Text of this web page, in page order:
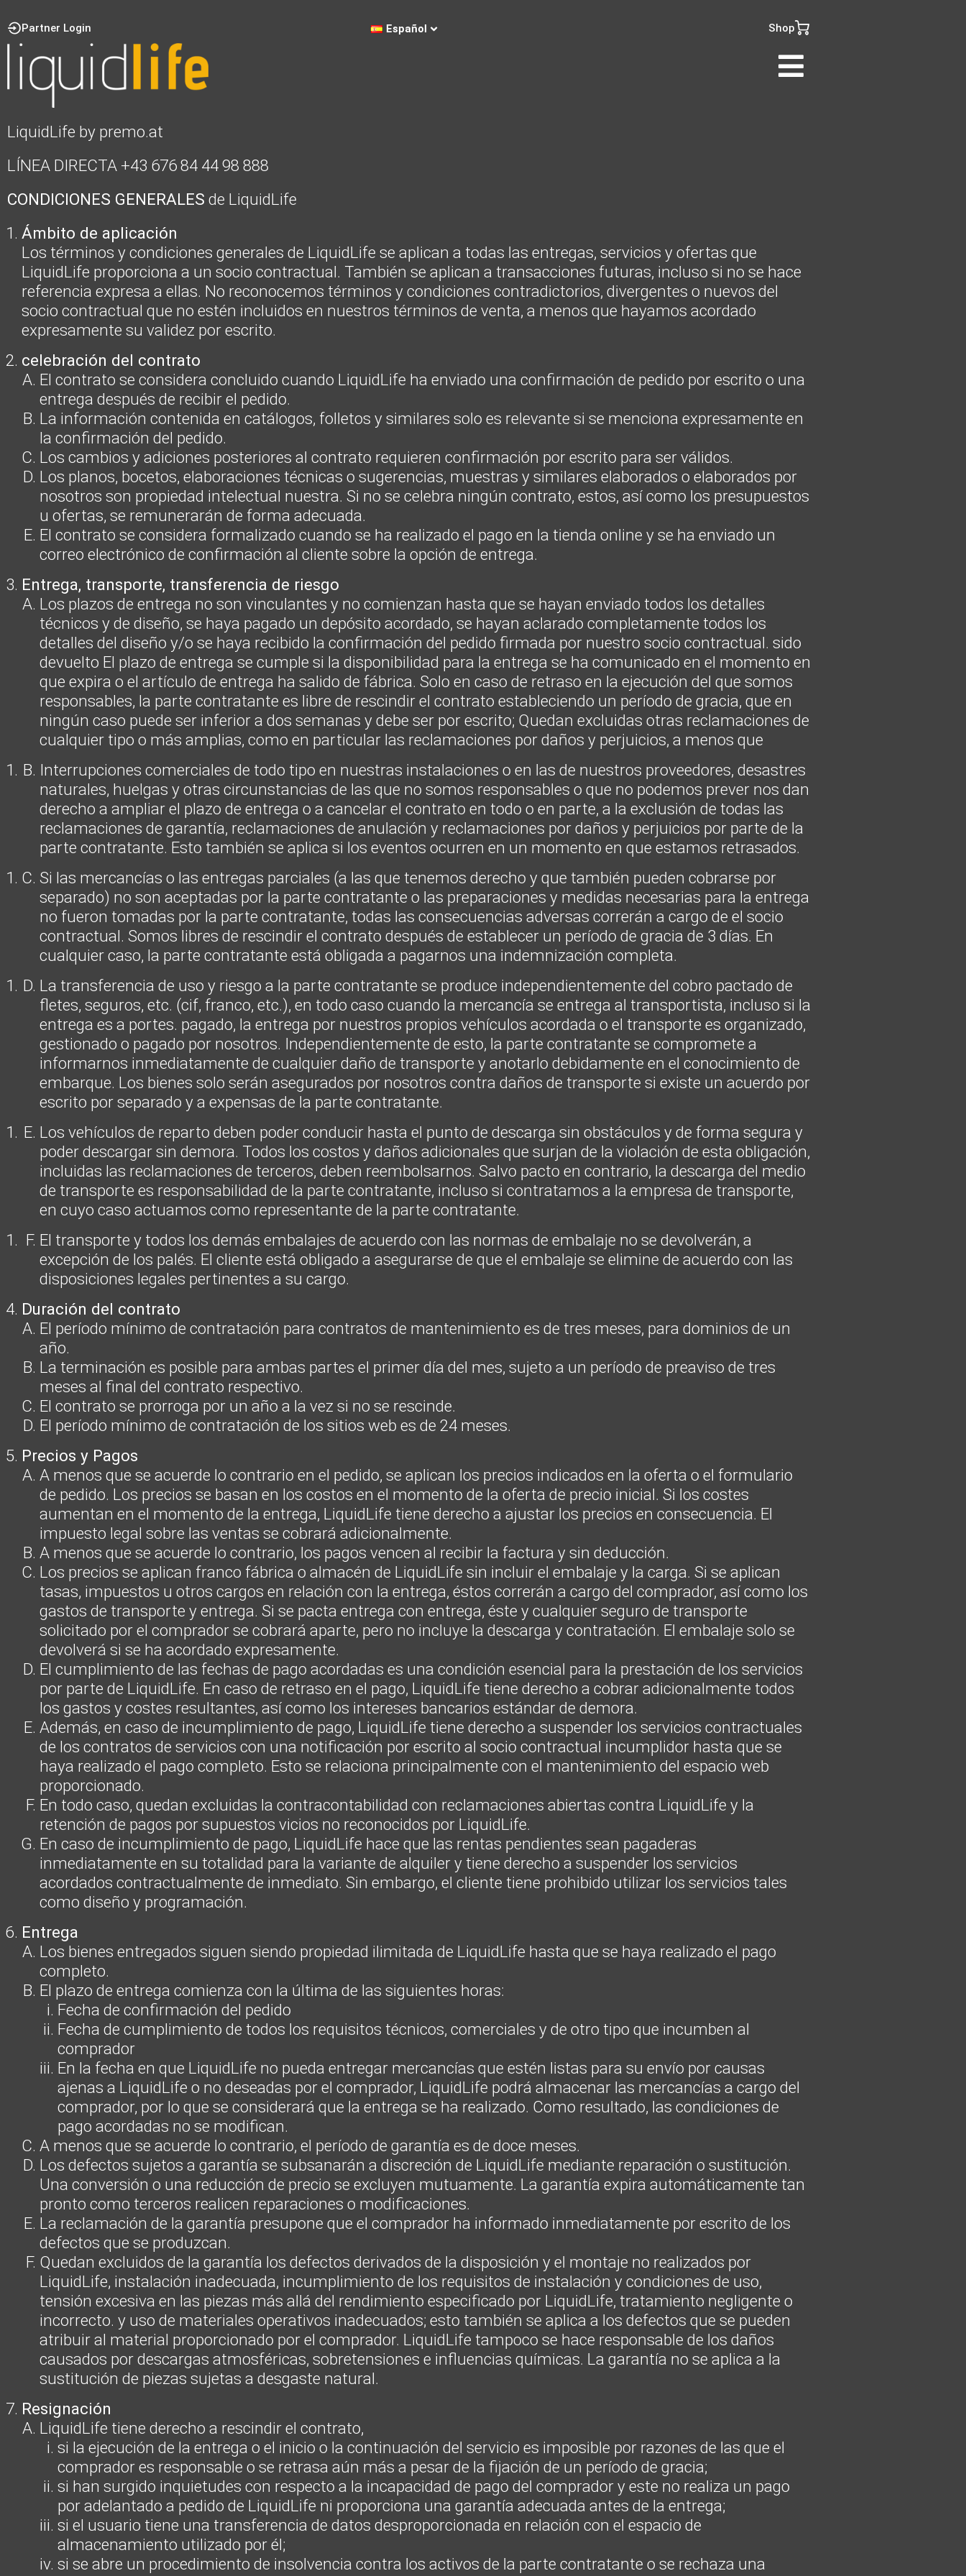
Partner Login Español Shop
LiquidLife by premo.at
LÍNEA DIRECTA +43 676 84 44 98 888
CONDICIONES GENERALES de LiquidLife
Ámbito de aplicación
Los términos y condiciones generales de LiquidLife se aplican a todas las entregas, servicios y ofertas que
LiquidLife proporciona a un socio contractual. También se aplican a transacciones futuras, incluso si no se hace
referencia expresa a ellas. No reconocemos términos y condiciones contradictorios, divergentes o nuevos del
socio contractual que no estén incluidos en nuestros términos de venta, a menos que hayamos acordado
expresamente su validez por escrito.
celebración del contrato
El contrato se considera concluido cuando LiquidLife ha enviado una confirmación de pedido por escrito o una
entrega después de recibir el pedido.
La información contenida en catálogos, folletos y similares solo es relevante si se menciona expresamente en
la confirmación del pedido.
Los cambios y adiciones posteriores al contrato requieren confirmación por escrito para ser válidos.
Los planos, bocetos, elaboraciones técnicas o sugerencias, muestras y similares elaborados o elaborados por
nosotros son propiedad intelectual nuestra. Si no se celebra ningún contrato, estos, así como los presupuestos
u ofertas, se remunerarán de forma adecuada.
El contrato se considera formalizado cuando se ha realizado el pago en la tienda online y se ha enviado un
correo electrónico de confirmación al cliente sobre la opción de entrega.
Entrega, transporte, transferencia de riesgo
Los plazos de entrega no son vinculantes y no comienzan hasta que se hayan enviado todos los detalles
técnicos y de diseño, se haya pagado un depósito acordado, se hayan aclarado completamente todos los
detalles del diseño y/o se haya recibido la confirmación del pedido firmada por nuestro socio contractual. sido
devuelto El plazo de entrega se cumple si la disponibilidad para la entrega se ha comunicado en el momento en
que expira o el artículo de entrega ha salido de fábrica. Solo en caso de retraso en la ejecución del que somos
responsables, la parte contratante es libre de rescindir el contrato estableciendo un período de gracia, que en
ningún caso puede ser inferior a dos semanas y debe ser por escrito; Quedan excluidas otras reclamaciones de
cualquier tipo o más amplias, como en particular las reclamaciones por daños y perjuicios, a menos que
Interrupciones comerciales de todo tipo en nuestras instalaciones o en las de nuestros proveedores, desastres
naturales, huelgas y otras circunstancias de las que no somos responsables o que no podemos prever nos dan
derecho a ampliar el plazo de entrega o a cancelar el contrato en todo o en parte, a la exclusión de todas las
reclamaciones de garantía, reclamaciones de anulación y reclamaciones por daños y perjuicios por parte de la
parte contratante. Esto también se aplica si los eventos ocurren en un momento en que estamos retrasados.
Si las mercancías o las entregas parciales (a las que tenemos derecho y que también pueden cobrarse por
separado) no son aceptadas por la parte contratante o las preparaciones y medidas necesarias para la entrega
no fueron tomadas por la parte contratante, todas las consecuencias adversas correrán a cargo de el socio
contractual. Somos libres de rescindir el contrato después de establecer un período de gracia de 3 días. En
cualquier caso, la parte contratante está obligada a pagarnos una indemnización completa.
La transferencia de uso y riesgo a la parte contratante se produce independientemente del cobro pactado de
fletes, seguros, etc. (cif, franco, etc.), en todo caso cuando la mercancía se entrega al transportista, incluso si la
entrega es a portes. pagado, la entrega por nuestros propios vehículos acordada o el transporte es organizado,
gestionado o pagado por nosotros. Independientemente de esto, la parte contratante se compromete a
informarnos inmediatamente de cualquier daño de transporte y anotarlo debidamente en el conocimiento de
embarque. Los bienes solo serán asegurados por nosotros contra daños de transporte si existe un acuerdo por
escrito por separado y a expensas de la parte contratante.
Los vehículos de reparto deben poder conducir hasta el punto de descarga sin obstáculos y de forma segura y
poder descargar sin demora. Todos los costos y daños adicionales que surjan de la violación de esta obligación,
incluidas las reclamaciones de terceros, deben reembolsarnos. Salvo pacto en contrario, la descarga del medio
de transporte es responsabilidad de la parte contratante, incluso si contratamos a la empresa de transporte,
en cuyo caso actuamos como representante de la parte contratante.
El transporte y todos los demás embalajes de acuerdo con las normas de embalaje no se devolverán, a
excepción de los palés. El cliente está obligado a asegurarse de que el embalaje se elimine de acuerdo con las
disposiciones legales pertinentes a su cargo.
Duración del contrato
El período mínimo de contratación para contratos de mantenimiento es de tres meses, para dominios de un
año.
La terminación es posible para ambas partes el primer día del mes, sujeto a un período de preaviso de tres
meses al final del contrato respectivo.
El contrato se prorroga por un año a la vez si no se rescinde.
El período mínimo de contratación de los sitios web es de 24 meses.
Precios y Pagos
A menos que se acuerde lo contrario en el pedido, se aplican los precios indicados en la oferta o el formulario
de pedido. Los precios se basan en los costos en el momento de la oferta de precio inicial. Si los costes
aumentan en el momento de la entrega, LiquidLife tiene derecho a ajustar los precios en consecuencia. El
impuesto legal sobre las ventas se cobrará adicionalmente.
A menos que se acuerde lo contrario, los pagos vencen al recibir la factura y sin deducción.
Los precios se aplican franco fábrica o almacén de LiquidLife sin incluir el embalaje y la carga. Si se aplican
tasas, impuestos u otros cargos en relación con la entrega, éstos correrán a cargo del comprador, así como los
gastos de transporte y entrega. Si se pacta entrega con entrega, éste y cualquier seguro de transporte
solicitado por el comprador se cobrará aparte, pero no incluye la descarga y contratación. El embalaje solo se
devolverá si se ha acordado expresamente.
El cumplimiento de las fechas de pago acordadas es una condición esencial para la prestación de los servicios
por parte de LiquidLife. En caso de retraso en el pago, LiquidLife tiene derecho a cobrar adicionalmente todos
los gastos y costes resultantes, así como los intereses bancarios estándar de demora.
Además, en caso de incumplimiento de pago, LiquidLife tiene derecho a suspender los servicios contractuales
de los contratos de servicios con una notificación por escrito al socio contractual incumplidor hasta que se
haya realizado el pago completo. Esto se relaciona principalmente con el mantenimiento del espacio web
proporcionado.
En todo caso, quedan excluidas la contracontabilidad con reclamaciones abiertas contra LiquidLife y la
retención de pagos por supuestos vicios no reconocidos por LiquidLife.
En caso de incumplimiento de pago, LiquidLife hace que las rentas pendientes sean pagaderas
inmediatamente en su totalidad para la variante de alquiler y tiene derecho a suspender los servicios
acordados contractualmente de inmediato. Sin embargo, el cliente tiene prohibido utilizar los servicios tales
como diseño y programación.
Entrega
Los bienes entregados siguen siendo propiedad ilimitada de LiquidLife hasta que se haya realizado el pago
completo.
El plazo de entrega comienza con la última de las siguientes horas:
Fecha de confirmación del pedido
Fecha de cumplimiento de todos los requisitos técnicos, comerciales y de otro tipo que incumben al
comprador
En la fecha en que LiquidLife no pueda entregar mercancías que estén listas para su envío por causas
ajenas a LiquidLife o no deseadas por el comprador, LiquidLife podrá almacenar las mercancías a cargo del
comprador, por lo que se considerará que la entrega se ha realizado. Como resultado, las condiciones de
pago acordadas no se modifican.
A menos que se acuerde lo contrario, el período de garantía es de doce meses.
Los defectos sujetos a garantía se subsanarán a discreción de LiquidLife mediante reparación o sustitución.
Una conversión o una reducción de precio se excluyen mutuamente. La garantía expira automáticamente tan
pronto como terceros realicen reparaciones o modificaciones.
La reclamación de la garantía presupone que el comprador ha informado inmediatamente por escrito de los
defectos que se produzcan.
Quedan excluidos de la garantía los defectos derivados de la disposición y el montaje no realizados por
LiquidLife, instalación inadecuada, incumplimiento de los requisitos de instalación y condiciones de uso,
tensión excesiva en las piezas más allá del rendimiento especificado por LiquidLife, tratamiento negligente o
incorrecto. y uso de materiales operativos inadecuados; esto también se aplica a los defectos que se pueden
atribuir al material proporcionado por el comprador. LiquidLife tampoco se hace responsable de los daños
causados por descargas atmosféricas, sobretensiones e influencias químicas. La garantía no se aplica a la
sustitución de piezas sujetas a desgaste natural.
Resignación
LiquidLife tiene derecho a rescindir el contrato,
si la ejecución de la entrega o el inicio o la continuación del servicio es imposible por razones de las que el
comprador es responsable o se retrasa aún más a pesar de la fijación de un período de gracia;
si han surgido inquietudes con respecto a la incapacidad de pago del comprador y este no realiza un pago
por adelantado a pedido de LiquidLife ni proporciona una garantía adecuada antes de la entrega;
si el usuario tiene una transferencia de datos desproporcionada en relación con el espacio de
almacenamiento utilizado por él;
si se abre un procedimiento de insolvencia contra los activos de la parte contratante o se rechaza una